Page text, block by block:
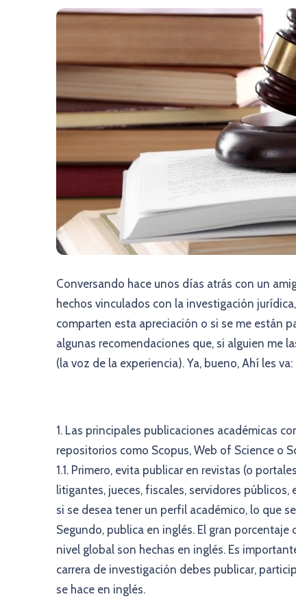
Conversando hace unos días atrás con un
hechos vinculados con la investigación
comparten esta apreciación o si se me están
algunas recomendaciones que, si alguien me
(la voz de la experiencia). Ya, bueno, Ahí les va:
1. Las principales publicaciones académicas
repositorios como Scopus, Web of Science o
1.1. Primero, evita publicar en revistas (o
litigantes, jueces, fiscales, servidores
si se desea tener un perfil académico, lo que
Segundo, publica en inglés. El gran
nivel global son hechas en inglés. Es
carrera de investigación debes publicar,
se hace en inglés.